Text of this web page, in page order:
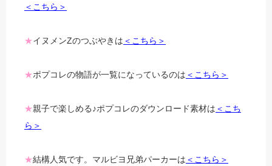
＜こちら＞
★イヌメンZのつぶやきは ＜こちら＞
★ポプコレの物語が一覧になっているのは ＜こちら＞
★親子で楽しめる♪ポプコレのダウンロード素材は ＜こち
ら＞
★結構人気です。マルビヨ兄弟パーカーは ＜こちら＞